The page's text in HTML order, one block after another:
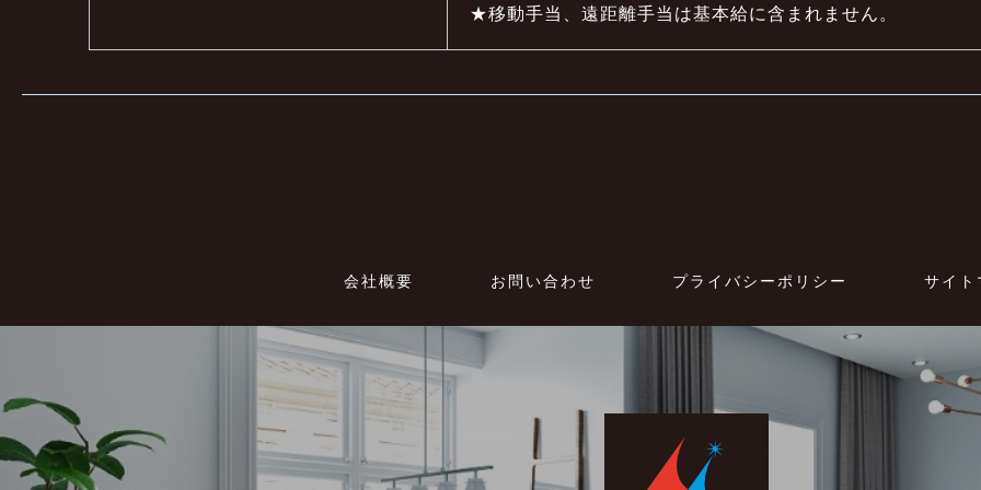
★移動手当、遠距離手当は基本給に含まれません。
会社概要 お問い合わせ プライバシーポリシー サイト